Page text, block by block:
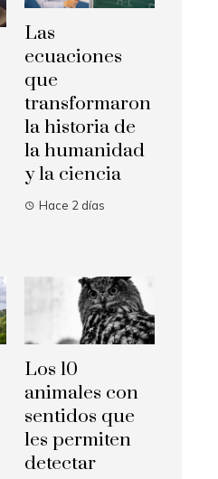
Las
ecuaciones
que
transformaron
la historia de
la humanidad
y la ciencia
Hace 2 días
Los 10
animales con
sentidos que
les permiten
detectar